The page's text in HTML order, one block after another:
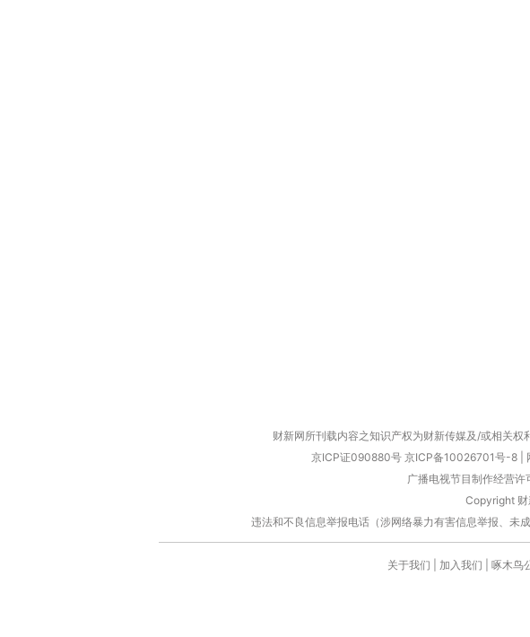
财新网所刊载内容之知识产权为财新传媒及/或相关权
京ICP证090880号 京ICP备10026701号-8
广播电视节目制作经营
Copyright 财
违法和不良信息举报电话（涉网络暴力有害信息举报、
关于我们 加入我们 啄木鸟